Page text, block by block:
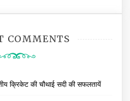
COMMENTS
क्रिकेट की चौथाई सदी की सफलतायें